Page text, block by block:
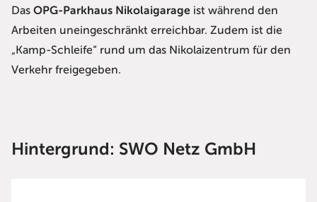
Das OPG-Parkhaus Nikolaigarage ist während den
Arbeiten uneingeschränkt erreichbar. Zudem ist die
„Kamp-Schleife“ rund um das Nikolaizentrum für den
Verkehr freigegeben.
Hintergrund: SWO Netz GmbH